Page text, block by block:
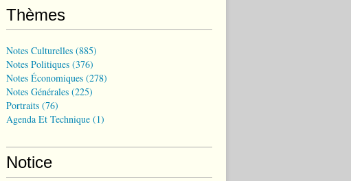
Thèmes
Notes Culturelles (885)
Notes Politiques (376)
Notes Économiques (278)
Notes Générales (225)
Portraits (76)
Agenda Et Technique (1)
Notice